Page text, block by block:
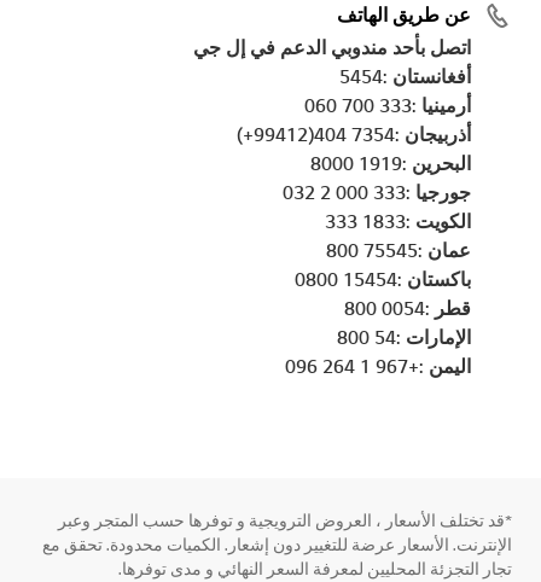
عن طريق الهاتف
اتصل بأحد مندوبي الدعم في إل جي
أفغانستان :5454
أرمينيا :333 700 060
أذربيجان :7354 404(99412+)
البحرين :1919 8000
جورجيا :333 000 2 032
الكويت :1833 333
عمان :75545 800
باكستان :15454 0800
قطر :0054 800
الإمارات :54 800
اليمن :+967 1 264 096
*قد تختلف الأسعار ، العروض الترويجية و توفرها حسب المتجر وعبر
الإنترنت. الأسعار عرضة للتغيير دون إشعار. الكميات محدودة. تحقق مع
تجار التجزئة المحليين لمعرفة السعر النهائي و مدى توفرها.